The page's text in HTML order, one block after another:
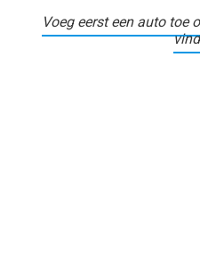
Voeg eerst een auto toe